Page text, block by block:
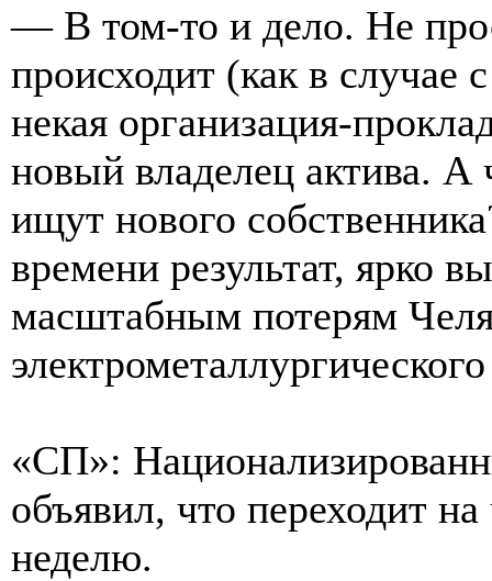
— В том-то и дело. Не
происходит (как в случае
некая организация-
новый владелец актива. А
ищут нового
времени результат, ярко
масштабным потерям
«СП»:
объявил, что переходит
неделю.